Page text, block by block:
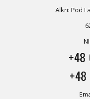
Alkri: Pod
+48